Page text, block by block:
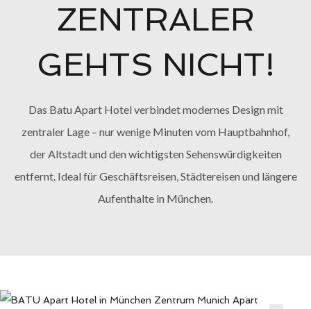
ZENTRALER
GEHTS NICHT!
Das Batu Apart Hotel verbindet modernes Design mit
zentraler Lage – nur wenige Minuten vom Hauptbahnhof,
der Altstadt und den wichtigsten Sehenswürdigkeiten
entfernt. Ideal für Geschäftsreisen, Städtereisen und längere
Aufenthalte in München.